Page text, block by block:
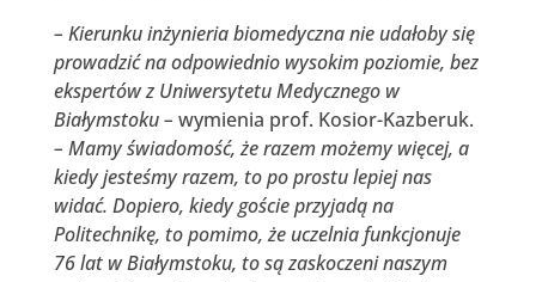
– Kierunku inżynieria biomedyczna nie udałoby się
prowadzić na odpowiednio wysokim poziomie, bez
ekspertów z Uniwersytetu Medycznego w
Białymstoku – wymienia prof. Kosior-Kazberuk.
– Mamy świadomość, że razem możemy więcej, a
kiedy jesteśmy razem, to po prostu lepiej nas
widać. Dopiero, kiedy goście przyjadą na
Politechnikę, to pomimo, że uczelnia funkcjonuje
76 lat w Białymstoku, to są zaskoczeni naszym